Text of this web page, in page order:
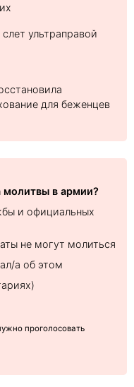
ультраправой
для беженцев
молитвы в армии?
и официальных
не могут молиться
а об этом
проголосовать